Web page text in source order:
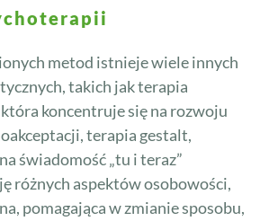
metod istnieje wiele innych
takich jak terapia
koncentruje się na rozwoju
terapia gestalt,
świadomość „tu i teraz”
różnych aspektów osobowości,
pomagająca w zmianie sposobu,